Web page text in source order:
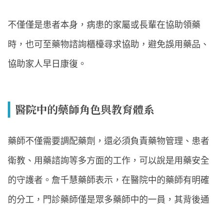
不僅僅是患者本身，病患的家屬或長輩在協助領藥
時，也可至藥物諮詢櫃檯尋求協助，避免誤用藥品、
協助家人早日康復。
醫院中的藥師角色與教育體系
藥師不僅需要調配藥劑，還必須負責藥物管理、患者
衛教、用藥諮詢等多方面的工作，可以說是用藥安全
的守護者。詹千慧藥師表示，在醫院中的藥師有明確
的分工，門診藥師僅是眾多藥師中的一員，其背後通